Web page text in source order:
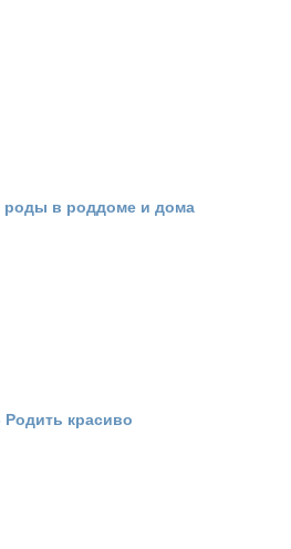
роды в роддоме и дома
Родить красиво